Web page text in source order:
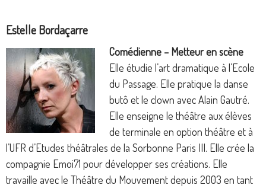
Estelle Bordaçarre
Comédienne – Metteur en scène
Elle étudie l’art dramatique à l’Ecole
du Passage. Elle pratique la danse
butô et le clown avec Alain Gautré.
Elle enseigne le théâtre aux élèves
de terminale en option théâtre et à
l’UFR d’Etudes théâtrales de la Sorbonne Paris III. Elle crée la
compagnie Emoi71 pour développer ses créations. Elle
travaille avec le Théâtre du Mouvement depuis 2003 en tant